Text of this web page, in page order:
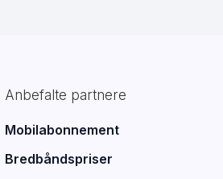
Anbefalte partnere
Mobilabonnement
Bredbåndspriser